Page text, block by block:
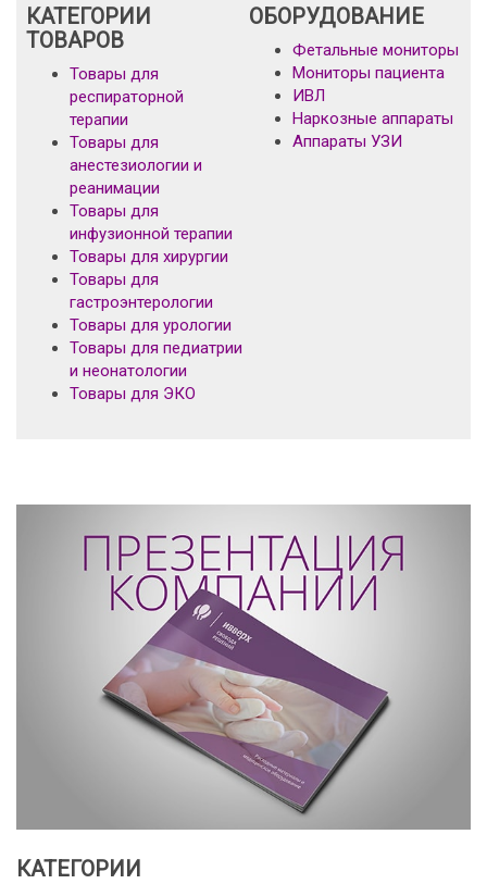
КАТЕГОРИИ
ТОВАРОВ
Товары для
респираторной
терапии
Товары для
анестезиологии и
реанимации
Товары для
инфузионной терапии
Товары для хирургии
Товары для
гастроэнтерологии
Товары для урологии
Товары для педиатрии
и неонатологии
Товары для ЭКО
ОБОРУДОВАНИЕ
Фетальные мониторы
Мониторы пациента
ИВЛ
Наркозные аппараты
Аппараты УЗИ
КАТЕГОРИИ